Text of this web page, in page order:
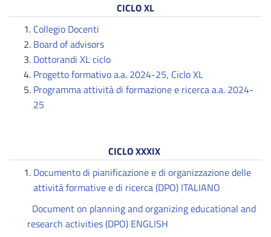
CICLO XL
Collegio Docenti
Board of advisors
Dottorandi XL ciclo
Progetto formativo a.a. 2024-25, Ciclo XL
Programma attività di formazione e ricerca a.a. 2024-
25
CICLO XXXIX
Documento di pianificazione e di organizzazione delle
attività formative e di ricerca (DPO) ITALIANO
Document on planning and organizing educational and
research activities (DPO) ENGLISH